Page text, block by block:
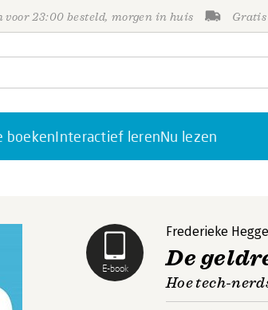
voor 23:00 besteld, morgen in huis
boekenInteractief lerenNu lezen
E-book
Frederieke
De
Hoe tech-